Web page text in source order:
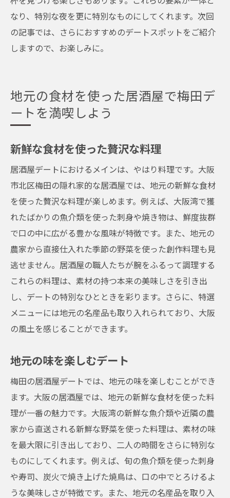
なり、特別な夜を更に特別なものにしてくれます。次回
の記事では、さらにおすすめのデートスポットをご紹介
しますので、お楽しみに。
地元の食材を使った居酒屋で梅田デ
ートを満喫しよう
新鮮な食材を使った贅沢な料理
居酒屋デートにおけるメインは、やはり料理です。大阪
市北区梅田の隠れ家的な居酒屋では、地元の新鮮な食材
を使った贅沢な料理が楽しめます。例えば、大阪湾で獲
れたばかりの魚介類を使った刺身や焼き物は、鮮度抜群
で口の中に広がる豊かな風味が特徴です。また、地元の
農家から直接仕入れた季節の野菜を使った創作料理も見
逃せません。居酒屋の職人たちが腕をふるって調理する
これらの料理は、素材の持つ本来の美味しさを引き出
し、デートの特別なひとときを彩ります。さらに、特選
メニューには地元の名産品も取り入れられており、大阪
の風土を感じることができます。
地元の味を楽しむデート
梅田の居酒屋デートでは、地元の味を楽しむことができ
ます。大阪の居酒屋では、地元の新鮮な食材を使った料
理が一番の魅力です。大阪湾の新鮮な魚介類や近隣の農
家から直送される新鮮な野菜を使った料理は、素材の味
を最大限に引き出しており、二人の時間をさらに特別な
ものにしてくれます。例えば、旬の魚介類を使った刺身
や寿司、炭火で焼き上げた焼鳥は、口の中でとろけるよ
うな美味しさが特徴です。また、地元の名産品を取り入